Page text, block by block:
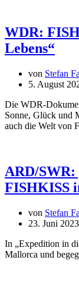
WDR:
Lebens“
von Stefan
5. August
Die WDR-
Sonne, Glück und
auch die Welt von
ARD/
FISHKISS
von Stefan
23. Juni 2023
In „Expedition in
Mallorca und